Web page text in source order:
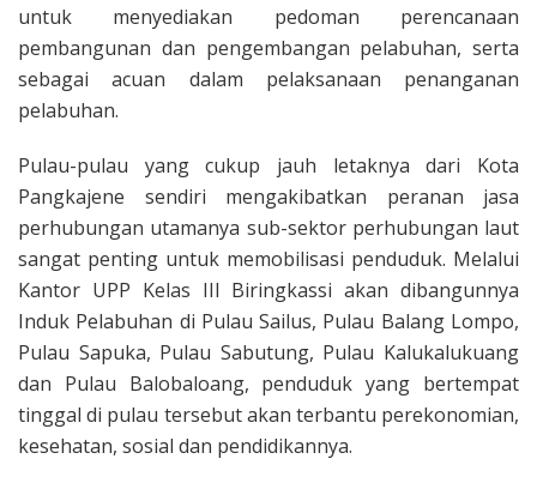
untuk menyediakan pedoman perencanaan
pembangunan dan pengembangan pelabuhan, serta
sebagai acuan dalam pelaksanaan penanganan
pelabuhan.
Pulau-pulau yang cukup jauh letaknya dari Kota
Pangkajene sendiri mengakibatkan peranan jasa
perhubungan utamanya sub-sektor perhubungan laut
sangat penting untuk memobilisasi penduduk. Melalui
Kantor UPP Kelas III Biringkassi akan dibangunnya
Induk Pelabuhan di Pulau Sailus, Pulau Balang Lompo,
Pulau Sapuka, Pulau Sabutung, Pulau Kalukalukuang
dan Pulau Balobaloang, penduduk yang bertempat
tinggal di pulau tersebut akan terbantu perekonomian,
kesehatan, sosial dan pendidikannya.